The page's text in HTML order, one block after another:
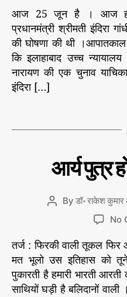
आज 25 जून है । आज ही
प्रधानमंत्री श्रीमती इंदिरा
की घोषणा की थी
कि इलाहाबाद उच्च
नारायण की एक चुनाव
इंदिरा […]
f
e
a
r
i
e
s
आर्य पुत्र
P
t
a
u
t
h
Byडॉ॰ राकेश कुमार
No
तर्ज : फिरकी वाली तूकल
मत भूलो उस इतिहास को
पुकारती है हमारी भारती
साथियों घड़ी है बलिदानों